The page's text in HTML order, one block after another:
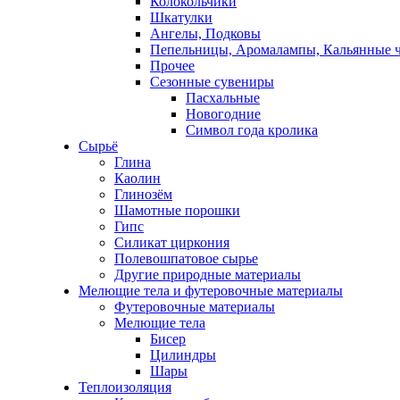
Шкатулки
Ангелы, Подковы
Пепельницы, Аромалампы, Кальянные
Прочее
Сезонные сувениры
Пасхальные
Новогодние
Символ года кролика
Сырьё
Глина
Каолин
Глинозём
Шамотные порошки
Гипс
Силикат циркония
Полевошпатовое сырье
Другие природные материалы
Мелющие тела и футеровочные материалы
Футеровочные материалы
Мелющие тела
Бисер
Цилиндры
Шары
Теплоизоляция